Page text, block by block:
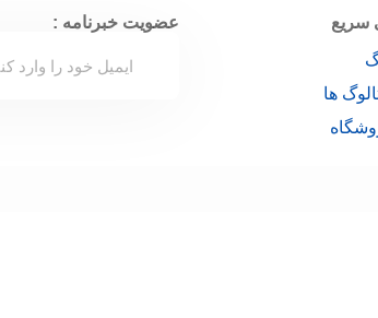
سریع
ها
عضویت خبرنامه :